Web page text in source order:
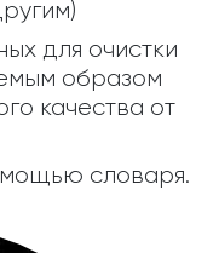
для очистки
образом
качества от
словаря.